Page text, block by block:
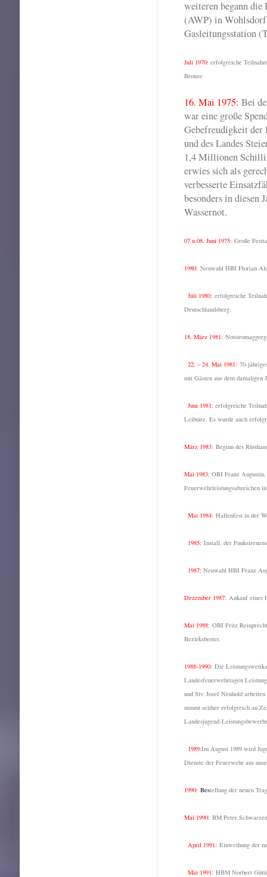
weiteren begann
(AWP) in
Gasleitungsstation
Juli 1970: erfolgreiche
Bronze
16. Mai 1975: Bei
war eine große
Gebefreudigkeit der
und des Landes
1,4 Millionen
erwies sich als
verbesserte
besonders in diesen
Wassernot.
07.u.08. Juni 1975: Große
1980: Neuwahl HBI Florian
Juli 1980: erfolgreiche
Deutschlandsberg.
18. März 1981:
22. – 24. Mai 1981: 70-
mit Gästen aus dem damaligen
Juni 1981: erfolgreiche
Leibnitz. Es wurde auch
März 1983: Beginn des
Mai 1983: OBI Franz
Feuerwehrleistungsabzeichen
Mai 1984: Hallenfest in der
1985: Install. der
1987: Neuwahl HBI Franz
Dezember 1987: Ankauf eines
Mai 1988: OBI Fritz
Bezirksbester.
1988-1990: Die
Landesfeuerwehrtagen
und Stv. Josef Neuhold
nimmt seither erfolgreich an
Landesjugend-
1989:Im August 1989 wird
Dienste der Feuerwehr aus
1990: Bestellung der neuen
Mai 1990: BM Peter
April 1991: Einweihung der
Mai 1991: HBM Norbert